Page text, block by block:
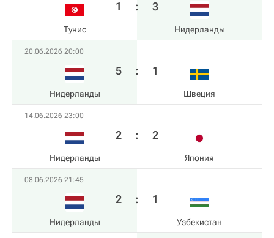
Тунис
1 : 3
Нидерланды
20.06.2026 20:00
Нидерланды
5 : 1
Швеция
14.06.2026 23:00
Нидерланды
2 : 2
Япония
08.06.2026 21:45
Нидерланды
2 : 1
Узбекистан